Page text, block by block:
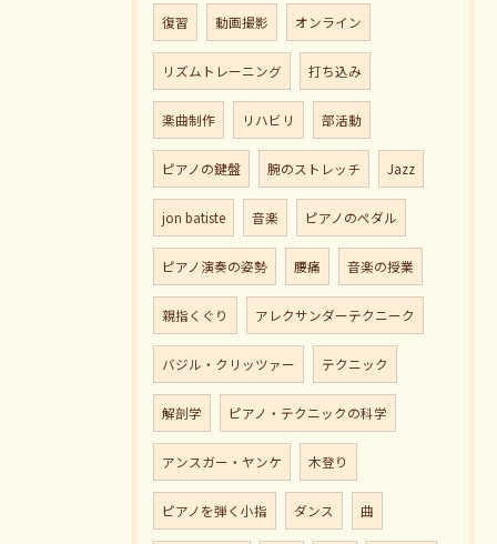
復習 動画撮影 オンライン
リズムトレーニング 打ち込み
楽曲制作 リハビリ 部活動
ピアノの鍵盤 腕のストレッチ Jazz
jon batiste 音楽 ピアノのペダル
ピアノ演奏の姿勢 腰痛 音楽の授業
親指くぐり アレクサンダーテクニーク
バジル・クリッツァー テクニック
解剖学 ピアノ・テクニックの科学
アンスガー・ヤンケ 木登り
ピアノを弾く小指 ダンス 曲